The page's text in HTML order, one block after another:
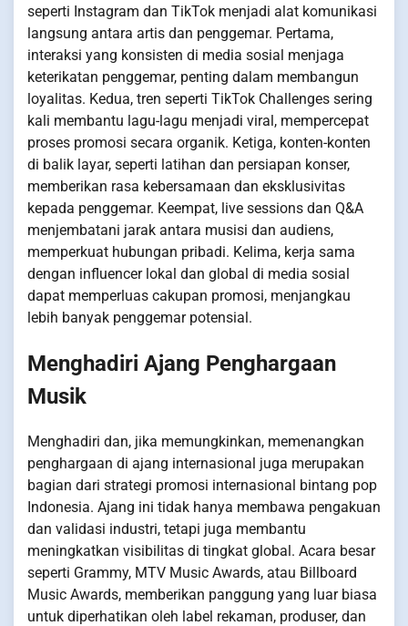
seperti Instagram dan TikTok menjadi alat komunikasi
langsung antara artis dan penggemar. Pertama,
interaksi yang konsisten di media sosial menjaga
keterikatan penggemar, penting dalam membangun
loyalitas. Kedua, tren seperti TikTok Challenges sering
kali membantu lagu-lagu menjadi viral, mempercepat
proses promosi secara organik. Ketiga, konten-konten
di balik layar, seperti latihan dan persiapan konser,
memberikan rasa kebersamaan dan eksklusivitas
kepada penggemar. Keempat, live sessions dan Q&A
menjembatani jarak antara musisi dan audiens,
memperkuat hubungan pribadi. Kelima, kerja sama
dengan influencer lokal dan global di media sosial
dapat memperluas cakupan promosi, menjangkau
lebih banyak penggemar potensial.
Menghadiri Ajang Penghargaan
Musik
Menghadiri dan, jika memungkinkan, memenangkan
penghargaan di ajang internasional juga merupakan
bagian dari strategi promosi internasional bintang pop
Indonesia. Ajang ini tidak hanya membawa pengakuan
dan validasi industri, tetapi juga membantu
meningkatkan visibilitas di tingkat global. Acara besar
seperti Grammy, MTV Music Awards, atau Billboard
Music Awards, memberikan panggung yang luar biasa
untuk diperhatikan oleh label rekaman, produser, dan